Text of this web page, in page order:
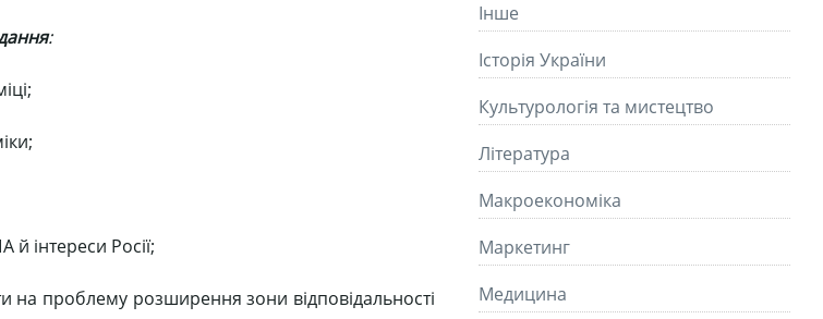
:
інтереси Росії;
на проблему розширення зони відповідальності
Інше
Історія України
Культурологія та мистецтво
Літературa
Макроекономіка
Маркетинг
Медицина